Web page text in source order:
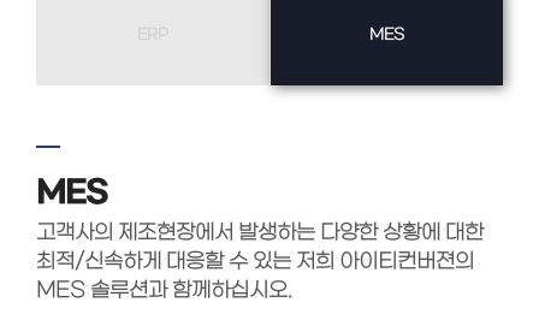
MES
MES
고객사의 제조현장에서 발생하는 다양한 상황에 대한
최적/신속하게 대응할 수 있는 저희 아이티컨버젼의
MES 솔루션과 함께하십시오.